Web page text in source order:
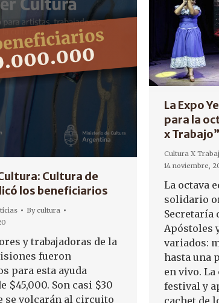
Cultura de
los beneficiarios
Bycultura
y trabajadoras de la
fueron
para esta ayuda
$45,000. Son casi $30
se volcarán al circuito
La Expo
para la
x Trabajo”
Cultura X
14 noviembre,
La octava
solidario
Secretaría
Apóstoles
variados:
hasta una
en vivo.
festival y